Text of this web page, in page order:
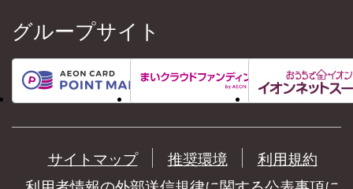
グループサイト
サイトマップ 推奨環境
利用規約